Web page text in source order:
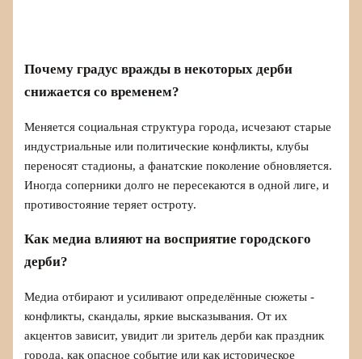
Почему градус вражды в некоторых дерби
снижается со временем?
Меняется социальная структура города, исчезают старые
индустриальные или политические конфликты, клубы
переносят стадионы, а фанатские поколение обновляется.
Иногда соперники долго не пересекаются в одной лиге, и
противостояние теряет остроту.
Как медиа влияют на восприятие городского
дерби?
Медиа отбирают и усиливают определённые сюжеты -
конфликты, скандалы, яркие высказывания. От их
акцентов зависит, увидит ли зритель дерби как праздник
города, как опасное событие или как историческое